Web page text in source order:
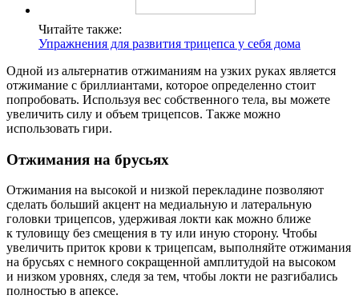
Читайте также:
Упражнения для развития трицепса у себя дома
Одной из альтернатив отжиманиям на узких руках является
отжимание с бриллиантами, которое определенно стоит
попробовать. Используя вес собственного тела, вы можете
увеличить силу и объем трицепсов. Также можно
использовать гири.
Отжимания на брусьях
Отжимания на высокой и низкой перекладине позволяют
сделать больший акцент на медиальную и латеральную
головки трицепсов, удерживая локти как можно ближе
к туловищу без смещения в ту или иную сторону. Чтобы
увеличить приток крови к трицепсам, выполняйте отжимания
на брусьях с немного сокращенной амплитудой на высоком
и низком уровнях, следя за тем, чтобы локти не разгибались
полностью в апексе.